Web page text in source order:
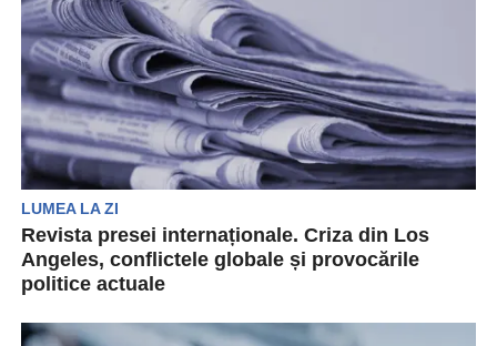
LUMEA LA ZI
Revista presei internaționale. Criza din Los
Angeles, conflictele globale și provocările
politice actuale
importante evenimente din ultimele 24 de ore.